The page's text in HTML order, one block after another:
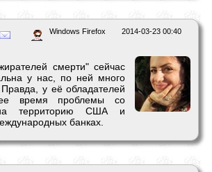
2014-03-23 00:40
Windows Firefox
смерти" сейчас
у нас, по ней много
у её обладателей
время проблемы со
территорию США и
банках.